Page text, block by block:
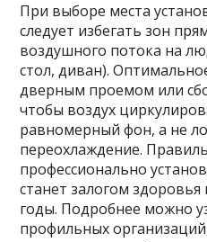
При выборе места
следует избегать зон
воздушного потока на
стол, диван).
дверным проемом или
чтобы воздух
равномерный фон, а не
переохлаждение.
профессионально
станет залогом
годы. Подробнее можно
профильных